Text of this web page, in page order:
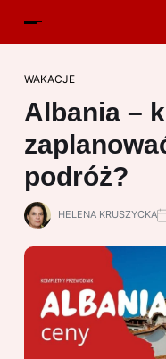
WAKACJE
Albania –
podróż?
HELENA KRUSZYCKA